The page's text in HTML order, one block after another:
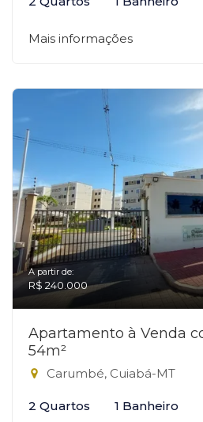
Mais informações
A partir de:
R$ 240.000
Apartamento à Venda
54m²
Carumbé, Cuiabá-MT
2 Quartos 1 Banheiro